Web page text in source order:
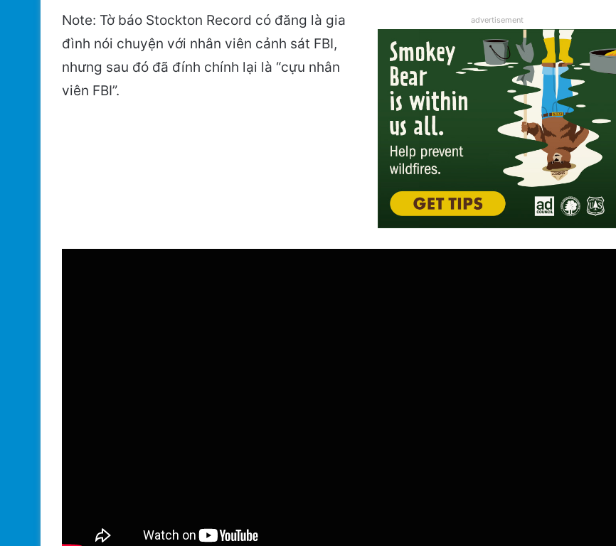
advertisement
Note: Tờ báo Stockton Record có đăng là gia
đình nói chuyện với nhân viên cảnh sát FBI,
nhưng sau đó đã đính chính lại là “cựu nhân
viên FBI”.